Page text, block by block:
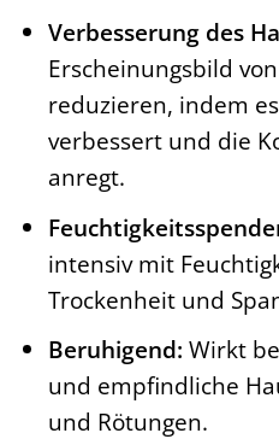
Verbesserung des
Erscheinungsbild
reduzieren, indem
verbessert und die
anregt.
intensiv mit
Trockenheit und
Beruhigend: Wirkt
und empfindliche
und Rötungen.